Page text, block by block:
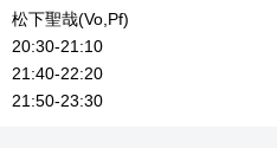
松下聖哉(Vo,Pf)
20:30-21:10
21:40-22:20
21:50-23:30